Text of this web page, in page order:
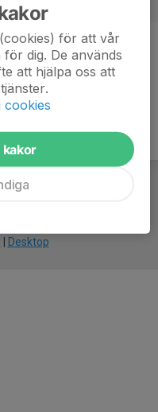
Desktop
för att vår
dig. De används
att hjälpa oss att
cookies
kakor